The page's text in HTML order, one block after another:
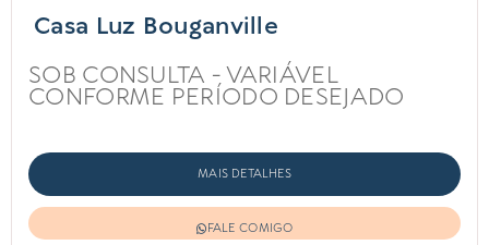
Casa Luz Bouganville
SOB CONSULTA - VARIÁVEL
CONFORME PERÍODO DESEJADO
MAIS DETALHES
FALE COMIGO